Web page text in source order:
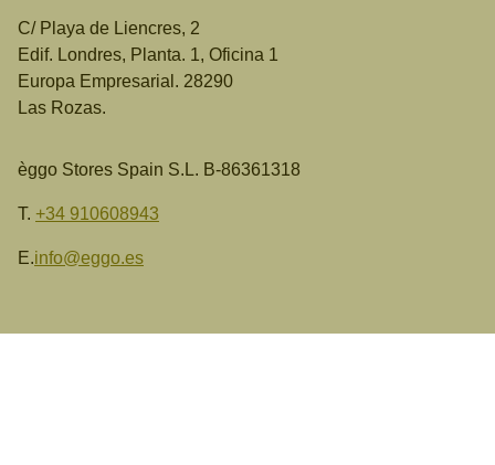
C/ Playa de Liencres, 2
Edif. Londres, Planta. 1, Oficina 1
Europa Empresarial. 28290
Las Rozas.
èggo Stores Spain S.L. B-86361318
T. +34 910608943
E.info@eggo.es